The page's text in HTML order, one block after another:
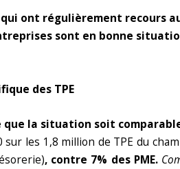
ont régulièrement recours
sont en bonne
des TPE
que la situation soit
sur les 1,8 million de TPE du
, contre 7% des PME.